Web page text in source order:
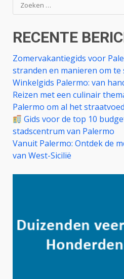
naar:
RECENTE
Zomervakantiegids voor
stranden en manieren om te
Winkelgids Palermo: van
Reizen met een culinair
Palermo om al het
Gids voor de top 10
stadscentrum van Palermo
Vanuit Palermo: Ontdek de
van West-Sicilië